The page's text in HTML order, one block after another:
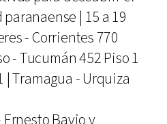
| 15 a 19
- Corrientes 770
- Tucumán 452 Piso 1
| Tramagua - Urquiza
Ernesto Bavio y